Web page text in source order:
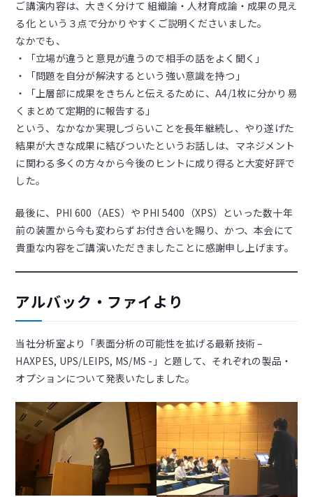
ご講演内容は、大きく分けて 組織論・人材育成論・成果の見え
る化 という３点で分かりやすくご説明くださいました。
なかでも、
・「立場が違うと意見が違うので相手の話をよく聞く」
・「問題を自分が解決するという強い意識を持つ」
・「上層部に成果をきちんと伝えるために、A4/1枚に分かり易
くまとめて定期的に報告する」
という、なかなか実現しづらいことを長年継続し、やり遂げた
結果が大きな成果に結びついたというお話しは、マネジメント
に関わる多くの方々から今後のヒントに成り得ると大変好評で
した。
最後に、PHI 600（AES）や PHI 5400（XPS）といった数十年
前の装置から今も変わらずお付き合いを賜り、かつ、本会にて
貴重な内容をご講演いただきましたことに感謝申し上げます。
アルバック・ファイより
当社分析室より「表面分析の可能性を拡げる最新技術 –
HAXPES, UPS/LEIPS, MS/MS -」と題して、それぞれの製品・
オプションについて発表いたしました。